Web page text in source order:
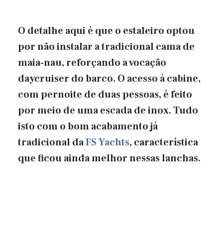
O detalhe aqui é que o estaleiro optou
por não instalar a tradicional cama de
maia-nau, reforçando a vocação
daycruiser do barco. O acesso à cabine,
com pernoite de duas pessoas, é feito
por meio de uma escada de inox. Tudo
isto com o bom acabamento já
tradicional daFS Yachts, característica
que ficou ainda melhor nessas lanchas.